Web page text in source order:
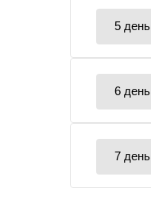
5 день
6 день
7 день